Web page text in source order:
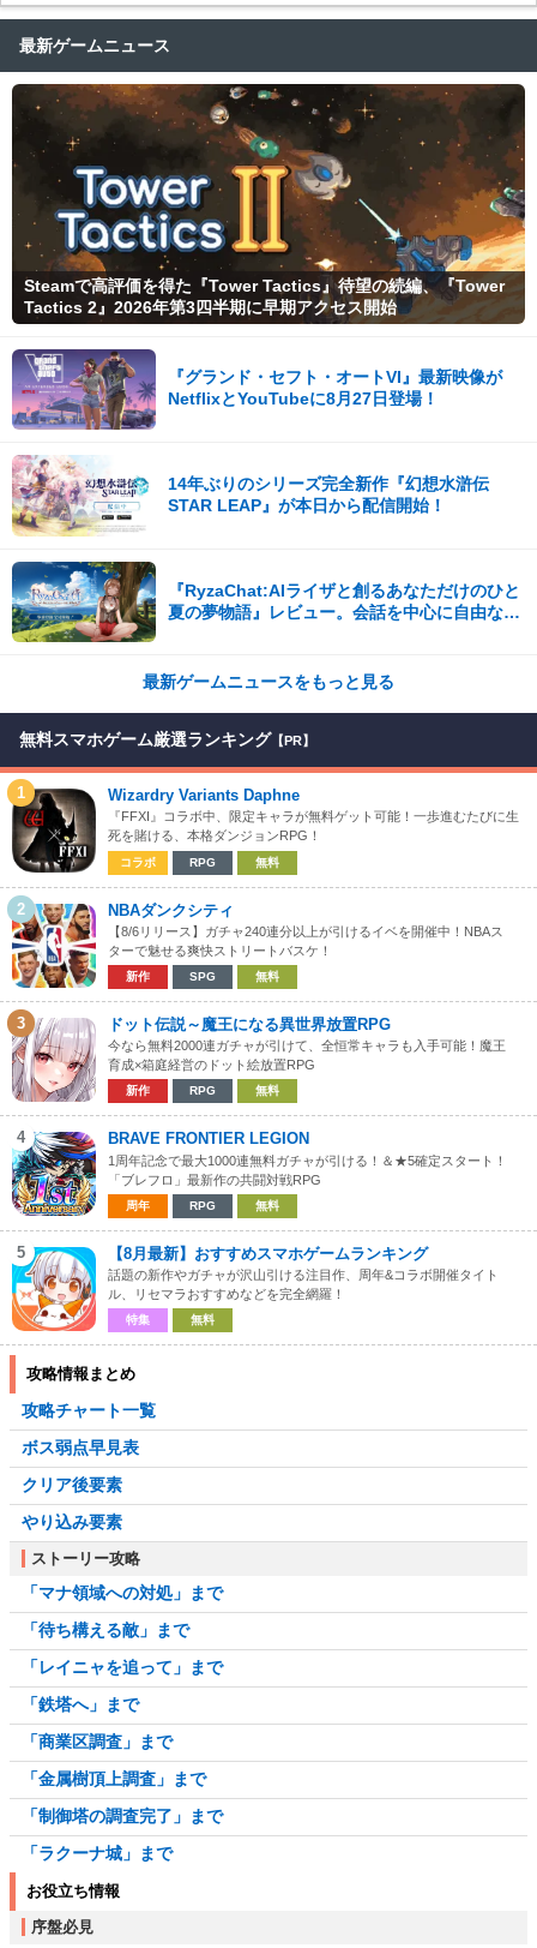
最新ゲームニュース
Steamで高評価を得た『Tower Tactics』待望の続編、『Tower
Tactics 2』2026年第3四半期に早期アクセス開始
『グランド・セフト・オートVI』最新映像が
NetflixとYouTubeに8月27日登場！
14年ぶりのシリーズ完全新作『幻想水滸伝
STAR LEAP』が本日から配信開始！
『RyzaChat:AIライザと創るあなただけのひと
夏の夢物語』レビュー。会話を中心に自由な冒
最新ゲームニュースをもっと見る
無料スマホゲーム厳選ランキング 【PR】
1 Wizardry Variants Daphne
『FFXI』コラボ中、限定キャラが無料ゲット可能！一歩進むたびに生
死を賭ける、本格ダンジョンRPG！
コラボ RPG 無料
2 NBAダンクシティ
【8/6リリース】ガチャ240連分以上が引けるイベを開催中！NBAス
ターで魅せる爽快ストリートバスケ！
新作 SPG 無料
3 ドット伝説～魔王になる異世界放置RPG
今なら無料2000連ガチャが引けて、全恒常キャラも入手可能！魔王
育成×箱庭経営のドット絵放置RPG
新作 RPG 無料
4 BRAVE FRONTIER LEGION
1周年記念で最大1000連無料ガチャが引ける！＆★5確定スタート！
「ブレフロ」最新作の共闘対戦RPG
周年 RPG 無料
5 【8月最新】おすすめスマホゲームランキング
話題の新作やガチャが沢山引ける注目作、周年&コラボ開催タイト
ル、リセマラおすすめなどを完全網羅！
特集 無料
攻略情報まとめ
攻略チャート一覧
ボス弱点早見表
クリア後要素
やり込み要素
ストーリー攻略
「マナ領域への対処」まで
「待ち構える敵」まで
「レイニャを追って」まで
「鉄塔へ」まで
「商業区調査」まで
「金属樹頂上調査」まで
「制御塔の調査完了」まで
「ラクーナ城」まで
お役立ち情報
序盤必見